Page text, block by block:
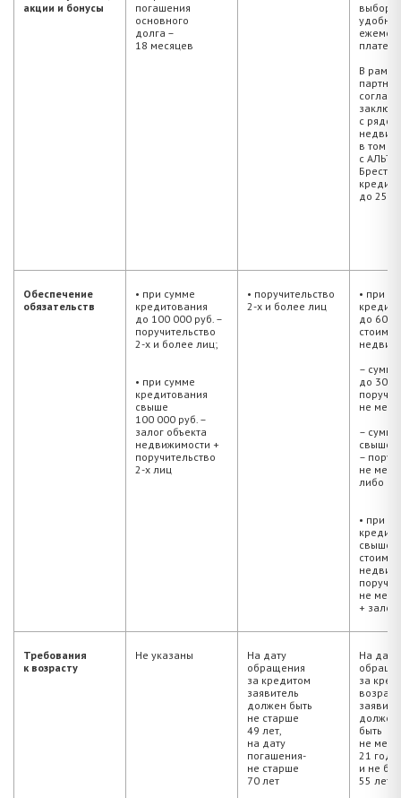
акции и бонусы
погашения
основного
долга –
18 месяцев
выбора
В
с рядом
в том
с
Брест,
до 25
Обеспечение
обязательств
• при сумме
кредитования
до 100 000 руб. –
поручительство
2-х и более лиц;
• при сумме
кредитования
свыше
100 000 руб. –
залог объекта
недвижимости +
поручительство
2-х лиц
• поручительство
2-х и более лиц
• при
до 60 %
–
до 30
не
–
свыше
–
не
либо
• при
свыше
не
+ залог
Требования
к возрасту
Не указаны
На дату
обращения
за кредитом
заявитель
должен быть
не старше
49 лет,
на дату
погашения-
не старше
70 лет
На дату
за
возраст
должен
быть
не
21 года
и не
55 лет.